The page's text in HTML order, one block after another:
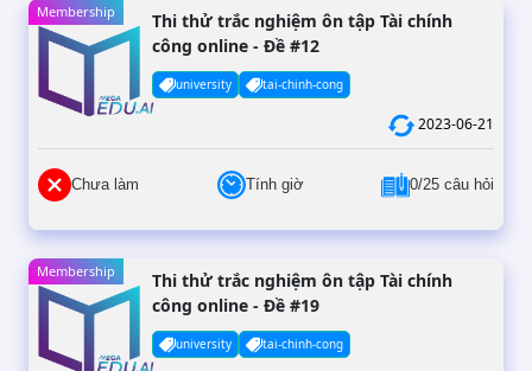
Membership
Thi thử trắc nghiệm ôn tập Tài chính
công online - Đề #12
university tai-chinh-cong
2023-06-21
Chưa làm Tính giờ 0/25 câu hỏi
Membership
Thi thử trắc nghiệm ôn tập Tài chính
công online - Đề #19
university tai-chinh-cong